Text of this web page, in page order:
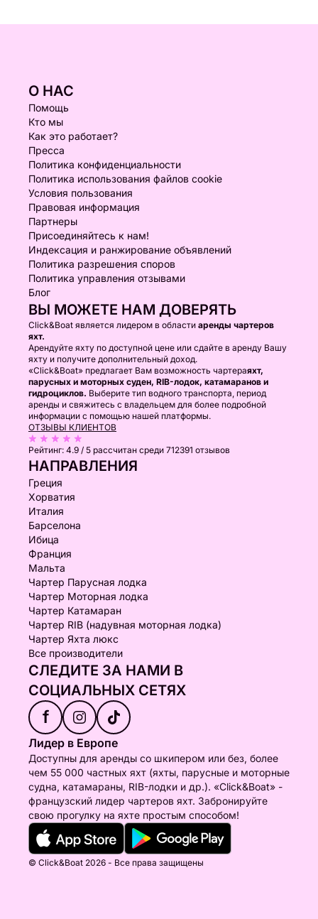
О НАС
Помощь
Кто мы
Как это работает?
Пресса
Политика конфиденциальности
Политика использования файлов cookie
Условия пользования
Правовая информация
Партнеры
Присоединяйтесь к нам!
Индексация и ранжирование объявлений
Политика разрешения споров
Политика управления отзывами
Блог
ВЫ МОЖЕТЕ НАМ ДОВЕРЯТЬ
Click&Boat является лидером в области аренды чартеров
яхт.
Арендуйте яхту по доступной цене или сдайте в аренду Вашу
яхту и получите дополнительный доход.
«Click&Boat» предлагает Вам возможность чартераяхт,
парусных и моторных суден, RIB-лодок, катамаранов и
гидроциклов. Выберите тип водного транспорта, период
аренды и свяжитесь с владельцем для более подробной
информации с помощью нашей платформы.
ОТЗЫВЫ КЛИЕНТОВ
Рейтинг: 4.9 / 5 рассчитан среди 712391 отзывов
НАПРАВЛЕНИЯ
Греция
Хорватия
Италия
Барселона
Ибица
Франция
Мальта
Чартер Парусная лодка
Чартер Моторная лодка
Чартер Катамаран
Чартер RIB (надувная моторная лодка)
Чартер Яхта люкс
Все производители
СЛЕДИТЕ ЗА НАМИ В
СОЦИАЛЬНЫХ СЕТЯХ
f
Лидер в Европе
Доступны для аренды со шкипером или без, более
чем 55 000 частных яхт (яхты, парусные и моторные
судна, катамараны, RIB-лодки и др.). «Click&Boat» -
французский лидер чартеров яхт. Забронируйте
свою прогулку на яхте простым способом!
© Click&Boat 2026 - Все права защищены